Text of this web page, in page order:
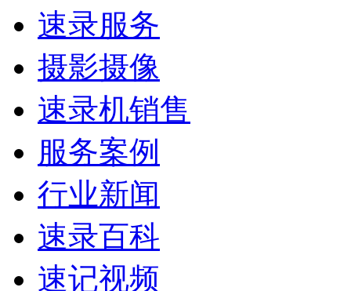
速录服务
摄影摄像
速录机销售
服务案例
行业新闻
速录百科
速记视频